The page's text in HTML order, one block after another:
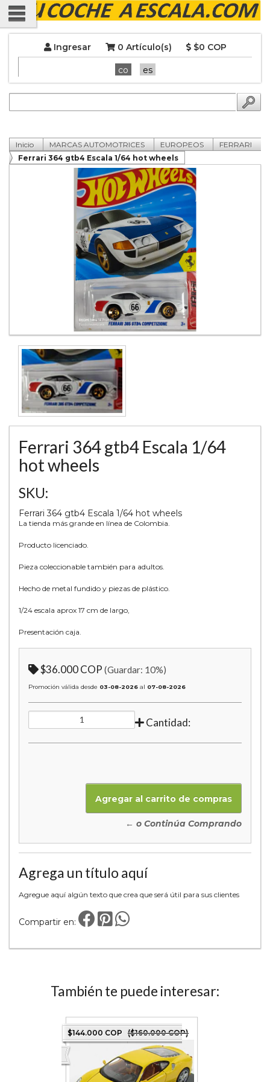
Ingresar 0 Artículo(s) $0 COP
co es
Inicio MARCAS AUTOMOTRICES EUROPEOS
FERRARI
Ferrari 364 gtb4 Escala 1/64 hot wheels
Ferrari 364 gtb4 Escala 1/64
hot wheels
SKU:
Ferrari 364 gtb4 Escala 1/64 hot wheels
La tienda más grande en línea de Colombia.
Producto licenciado.
Pieza coleccionable también para adultos.
Hecho de metal fundido y piezas de plástico.
1/24 escala aprox 17 cm de largo,
Presentación caja.
$36.000 COP (Guardar: 10%)
Promoción válida desde 03-08-2026 al 07-08-2026
Cantidad:
← o Continúa Comprando
Agrega un título aquí
Agregue aquí algún texto que crea que será útil para sus clientes
Compartir en:
También te puede interesar:
$144.000 COP ($160.000 COP)